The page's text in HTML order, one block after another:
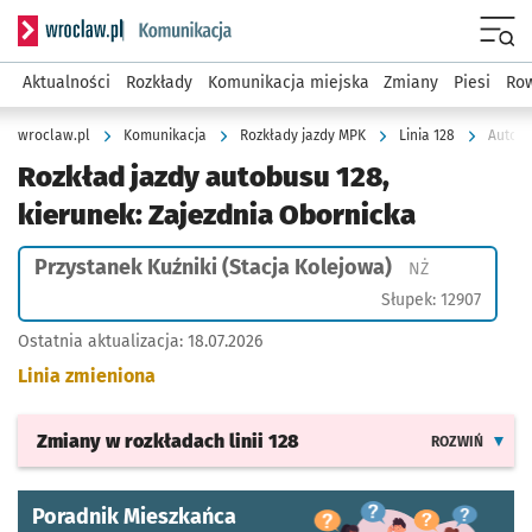
Serwis informacyjny wroclaw.pl podserwis: Komunikacja
Aktualności Rozkłady Komunikacja miejska Zmiany Piesi
wroclaw.pl Komunikacja Rozkłady jazdy MPK Linia 128
Rozkład jazdy autobusu 128,
kierunek: Zajezdnia Obornicka
Przystanek Kuźniki (Stacja Kolejowa) NŻPrzystanek
Słupek: 12907
Ostatnia aktualizacja: 18.07.2026
Linia zmieniona
Zmiany w rozkładach linii 128 ROZWIŃ
Poradnik Mieszkańca